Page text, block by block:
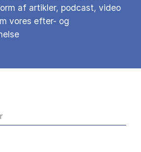
af artikler, podcast, video
vores efter- og